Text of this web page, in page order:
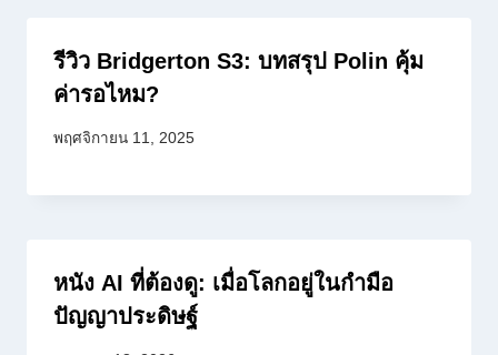
รีวิว Bridgerton S3: บทสรุป Polin คุ้ม
ค่ารอไหม?
พฤศจิกายน 11, 2025
หนัง AI ที่ต้องดู: เมื่อโลกอยู่ในกำมือ
ปัญญาประดิษฐ์